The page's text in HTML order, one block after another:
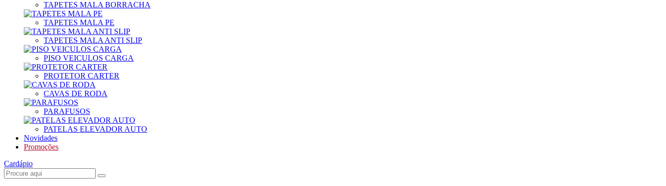
TAPETES MALA BORRACHA
TAPETES MALA PE
TAPETES MALA ANTI SLIP
PISO VEICULOS CARGA
PROTETOR CARTER
CAVAS DE RODA
PARAFUSOS
PATELAS ELEVADOR AUTO
Novidades
Promoções
Cardápio